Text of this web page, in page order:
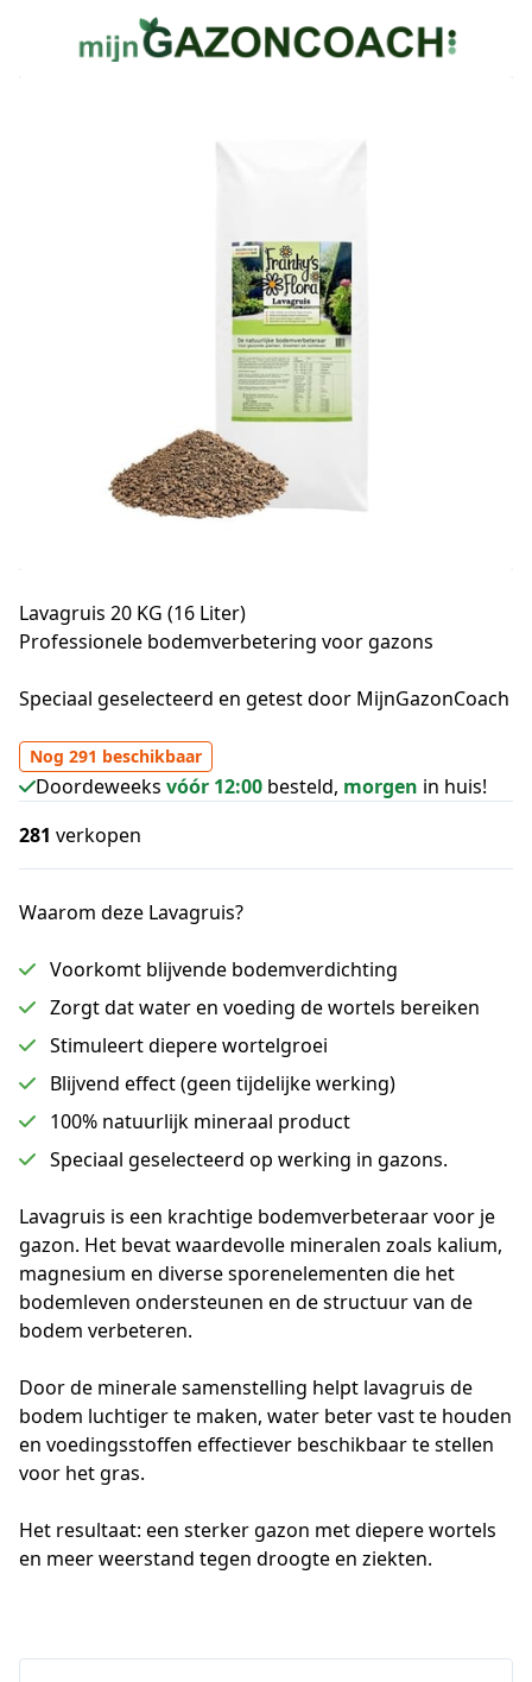
Lavagruis 20 KG (16 Liter)
Professionele bodemverbetering voor gazons
Speciaal geselecteerd en getest door MijnGazonCoach
Nog 291 beschikbaar
Doordeweeks vóór 12:00 besteld, morgen in huis!
281 verkopen
Waarom deze Lavagruis?
Voorkomt blijvende bodemverdichting
Zorgt dat water en voeding de wortels bereiken
Stimuleert diepere wortelgroei
Blijvend effect (geen tijdelijke werking)
100% natuurlijk mineraal product
Speciaal geselecteerd op werking in gazons.
Lavagruis is een krachtige bodemverbeteraar voor je
gazon. Het bevat waardevolle mineralen zoals kalium,
magnesium en diverse sporenelementen die het
bodemleven ondersteunen en de structuur van de
bodem verbeteren.
Door de minerale samenstelling helpt lavagruis de
bodem luchtiger te maken, water beter vast te houden
en voedingsstoffen effectiever beschikbaar te stellen
voor het gras.
Het resultaat: een sterker gazon met diepere wortels
en meer weerstand tegen droogte en ziekten.